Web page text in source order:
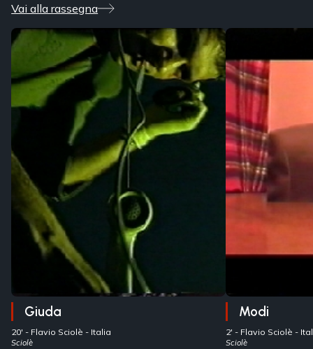
Vai alla rassegna
Giuda
20' - Flavio Sciolè - Italia
Sciolè
Modi
2' - Flavio Sciolè -
Sciolè